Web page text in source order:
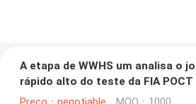
A etapa de WWHS um analisa o
rápido alto do teste da FIA
NSE